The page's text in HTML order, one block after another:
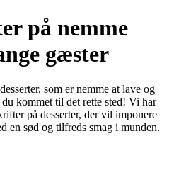
på nemme
gæster
som er nemme at lave og
kommet til det rette sted! Vi har
på desserter, der vil imponere
en sød og tilfreds smag i munden.